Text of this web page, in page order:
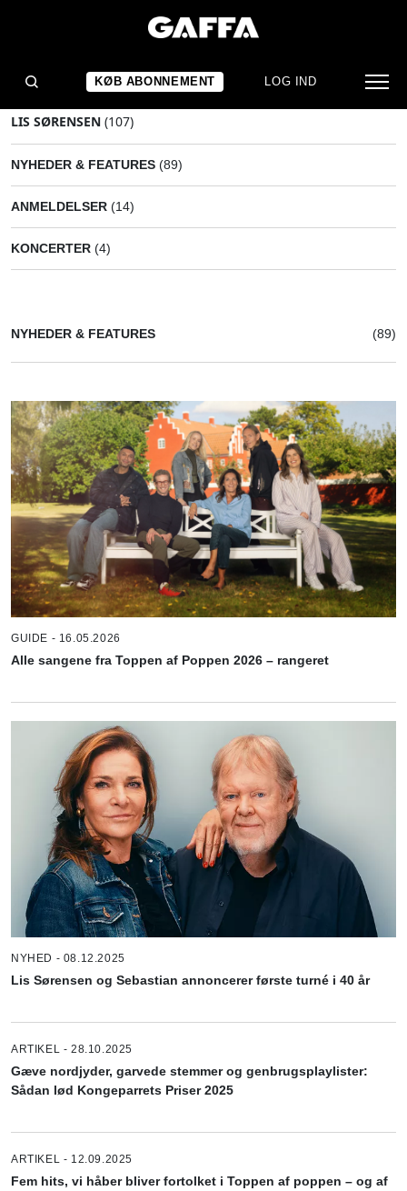
KØB ABONNEMENT LOG IND
LIS SØRENSEN (107)
NYHEDER & FEATURES (89)
ANMELDELSER (14)
KONCERTER (4)
NYHEDER & FEATURES (89)
GUIDE - 16.05.2026
Alle sangene fra Toppen af Poppen 2026 – rangeret
NYHED - 08.12.2025
Lis Sørensen og Sebastian annoncerer første turné i 40 år
ARTIKEL - 28.10.2025
Gæve nordjyder, garvede stemmer og genbrugsplaylister:
Sådan lød Kongeparrets Priser 2025
ARTIKEL - 12.09.2025
Fem hits, vi håber bliver fortolket i Toppen af poppen – og af